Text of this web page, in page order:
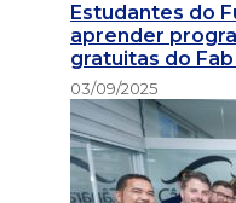
Estudantes do
aprender
gratuitas do
03/09/2025